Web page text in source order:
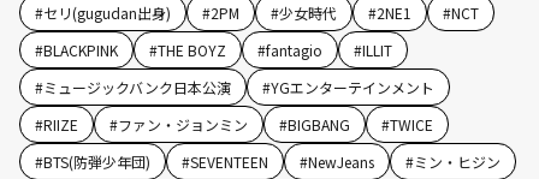
#セリ(gugudan出身) #2PM #少女時代 #2NE1 #NCT
#BLACKPINK #THE BOYZ #fantagio #ILLIT
#ミュージックバンク日本公演 #YGエンターテインメント
#RIIZE #ファン・ジョンミン #BIGBANG #TWICE
#BTS(防弾少年団) #SEVENTEEN #NewJeans #ミン・ヒジン